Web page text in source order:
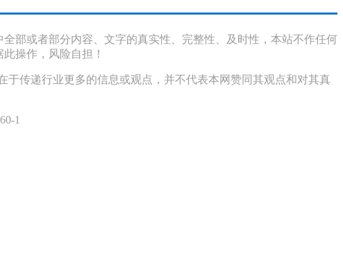
部或者部分内容、文字的真实性、完整性、及时性，本站不作任何
操作，风险自担！
传递行业更多的信息或观点，并不代表本网赞同其观点和对其真
1